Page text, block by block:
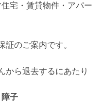
宅・賃貸物件・アパー
証のご案内です。
から退去するにあたり
子